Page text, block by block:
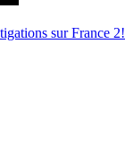
sur France 2!